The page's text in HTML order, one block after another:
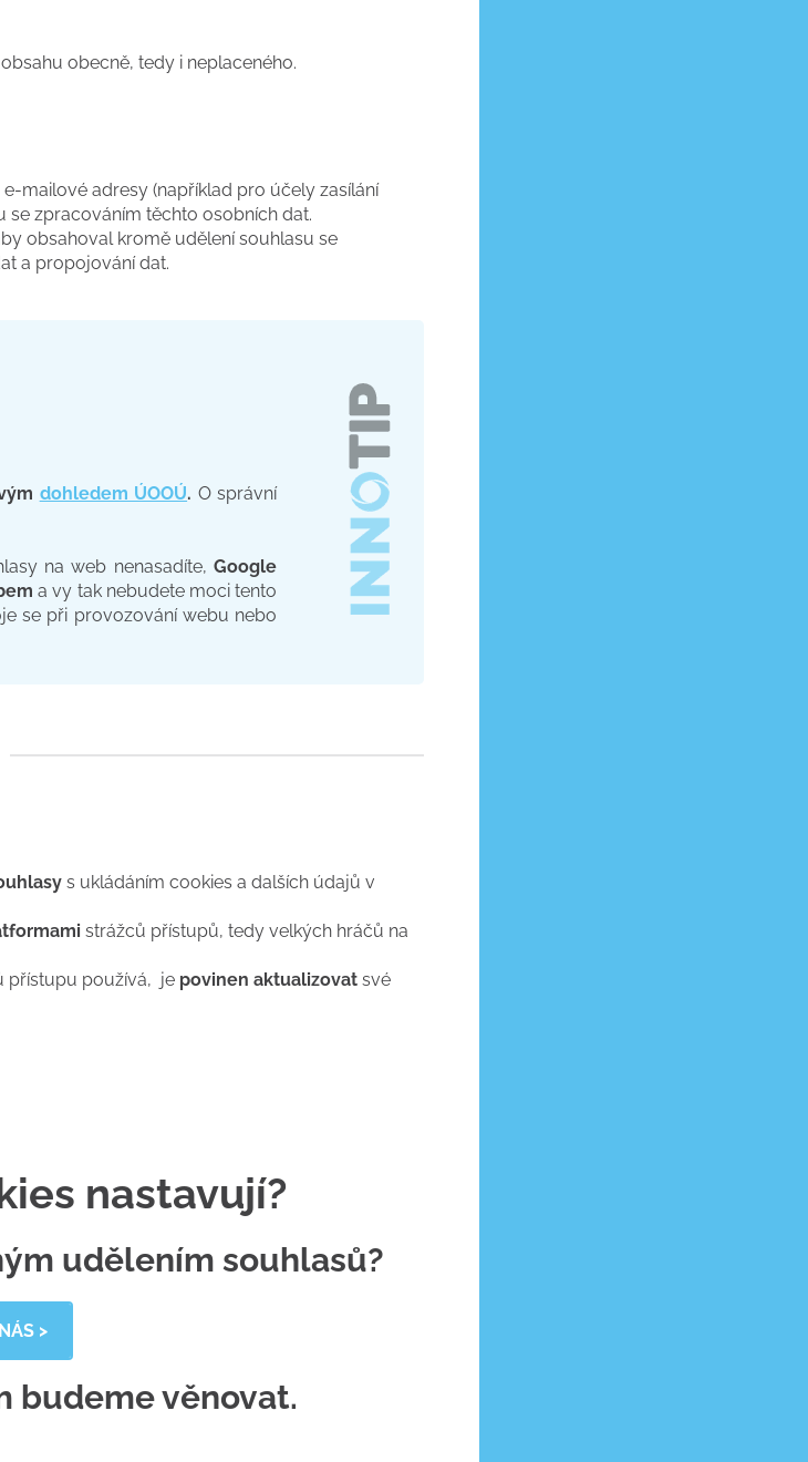
obecně, tedy i neplaceného.
mailové adresy (například pro účely zasílání
se zpracováním těchto osobních dat.
obsahoval kromě udělení souhlasu se
a propojování dat.
dohledem ÚOOÚ. O správní
na web nenasadíte, Google
a vy tak nebudete moci tento
se při provozování webu nebo
s ukládáním cookies a dalších údajů v
strážců přístupů, tedy velkých hráčů na
přístupu používá, je povinen aktualizovat své
nastavují?
udělením souhlasů?
>
budeme věnovat.